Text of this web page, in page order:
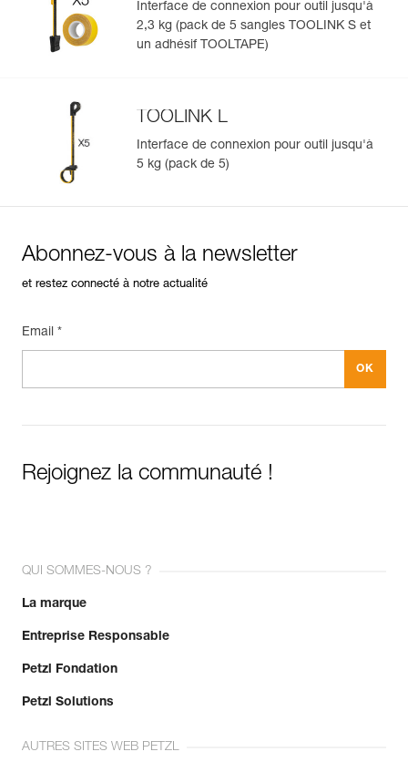
Interface de connexion pour outil jusqu'à
2,3 kg (pack de 5 sangles TOOLINK S et
un adhésif TOOLTAPE)
TOOLINK L
Interface de connexion pour outil jusqu'à
5 kg (pack de 5)
Abonnez-vous à la newsletter
et restez connecté à notre actualité
Email *
Rejoignez la communauté !
QUI SOMMES-NOUS ?
La marque
Entreprise Responsable
Petzl Fondation
Petzl Solutions
AUTRES SITES WEB PETZL